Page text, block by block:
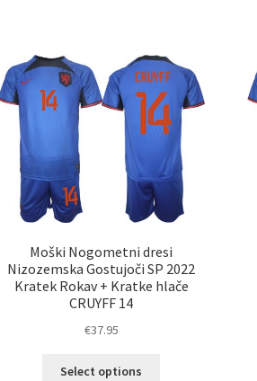
Možnosti
lahko
izberete
na
strani
izdelka
Moški Nogometni dresi
Nizozemska Gostujoči SP 2022
Kratek Rokav + Kratke hlače
CRUYFF 14
€37.95
Select options